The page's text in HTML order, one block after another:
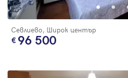
Севлиево, Широк център
96 500